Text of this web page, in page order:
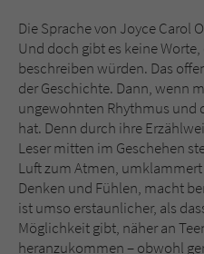
Die Sprache von Joyce Carol
Und doch gibt es keine
beschreiben würden. Das
der Geschichte. Dann, wenn
ungewohnten Rhythmus und
hat. Denn durch ihre
Leser mitten im Geschehen
Luft zum Atmen,
Denken und Fühlen, macht
ist umso erstaunlicher, als
Möglichkeit gibt, näher an
heranzukommen – obwohl